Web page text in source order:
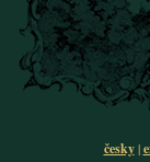
česky|